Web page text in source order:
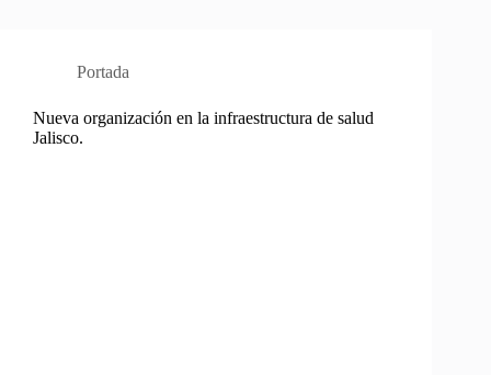
Portada
Nueva organización en la infraestructura de salud
Jalisco.